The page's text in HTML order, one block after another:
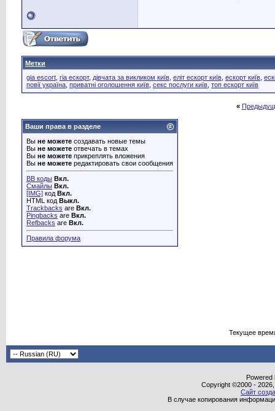
Метки
gia escort гіа ескорт, дівчата за викликом київ еліт ескорт київ ескорт київ
повії україна приватні оголошення київ секс послуги київ топ ескорт київ
«
Ваши права в разделе
Вы не можете создавать новые темы
Вы не можете отвечать в темах
Вы не можете прикреплять вложения
Вы не можете редактировать свои сообщения
BB коды Вкл.
Смайлы Вкл.
[IMG] код Вкл.
HTML код Выкл.
Trackbacks are Вкл.
Pingbacks are Вкл.
Refbacks are Вкл.
Правила форума
Текущее
Powered
Copyright ©2000 -
Сайт
В случае копирования